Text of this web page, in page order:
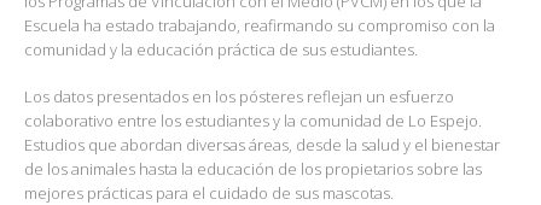
Escuela ha estado trabajando, reafirmando su compromiso con la
comunidad y la educación práctica de sus estudiantes.
Los datos presentados en los pósteres reflejan un esfuerzo
colaborativo entre los estudiantes y la comunidad de Lo Espejo.
Estudios que abordan diversas áreas, desde la salud y el bienestar
de los animales hasta la educación de los propietarios sobre las
mejores prácticas para el cuidado de sus mascotas.